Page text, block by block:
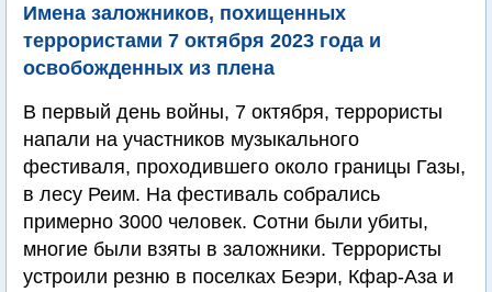
Имена заложников, похищенных
террористами 7 октября 2023 года и
освобожденных из плена
В первый день войны, 7 октября, террористы
напали на участников музыкального
фестиваля, проходившего около границы Газы,
в лесу Реим. На фестиваль собрались
примерно 3000 человек. Сотни были убиты,
многие были взяты в заложники. Террористы
устроили резню в поселках Беэри, Кфар-Аза и